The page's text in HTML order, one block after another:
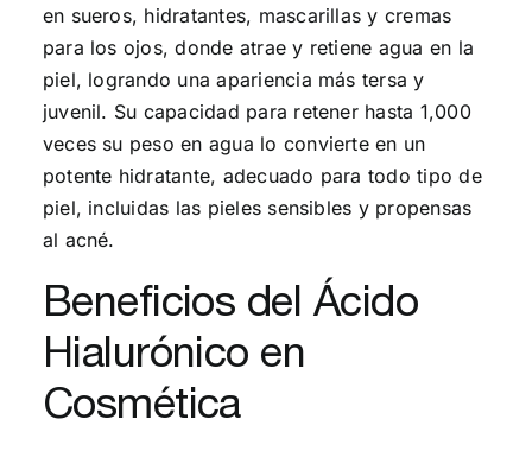
en sueros, hidratantes, mascarillas y cremas
para los ojos, donde atrae y retiene agua en la
piel, logrando una apariencia más tersa y
juvenil. Su capacidad para retener hasta 1,000
veces su peso en agua lo convierte en un
potente hidratante, adecuado para todo tipo de
piel, incluidas las pieles sensibles y propensas
al acné.
Beneficios del Ácido
Hialurónico en
Cosmética